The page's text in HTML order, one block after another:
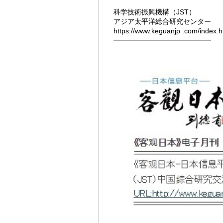
科学技術振興機構（JST）
アジア太平洋総合研究センター
https://www.keguanjp .com/
━━━━━━━━━━━━━━